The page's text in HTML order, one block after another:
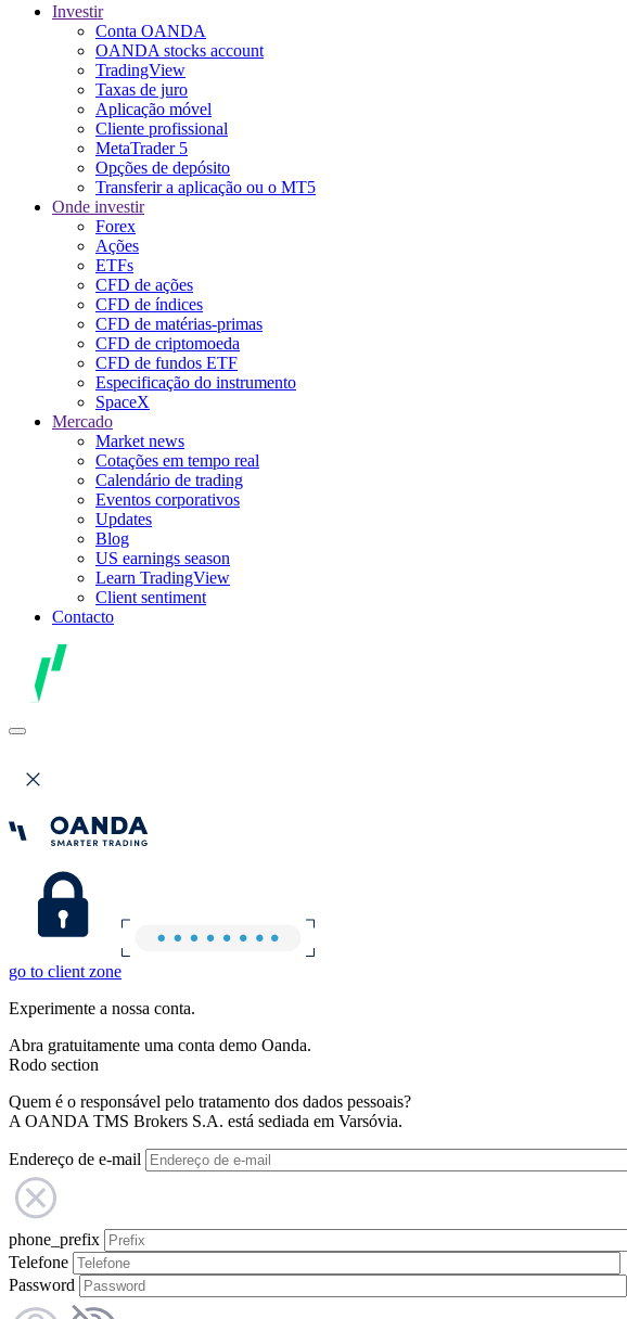
Investir
Conta OANDA
OANDA stocks account
TradingView
Taxas de juro
Aplicação móvel
Cliente profissional
MetaTrader 5
Opções de depósito
Transferir a aplicação ou o MT5
Onde investir
Forex
Ações
ETFs
CFD de ações
CFD de índices
CFD de matérias-primas
CFD de criptomoeda
CFD de fundos ETF
Especificação do instrumento
SpaceX
Mercado
Market news
Cotações em tempo real
Calendário de trading
Eventos corporativos
Updates
Blog
US earnings season
Learn TradingView
Client sentiment
Contacto
go to client zone
Experimente a nossa conta.
Abra gratuitamente uma conta demo Oanda.
Rodo section
Quem é o responsável pelo tratamento dos dados pessoais?
A OANDA TMS Brokers S.A. está sediada em Varsóvia.
Endereço de e-mail
phone_prefix
Telefone
Password